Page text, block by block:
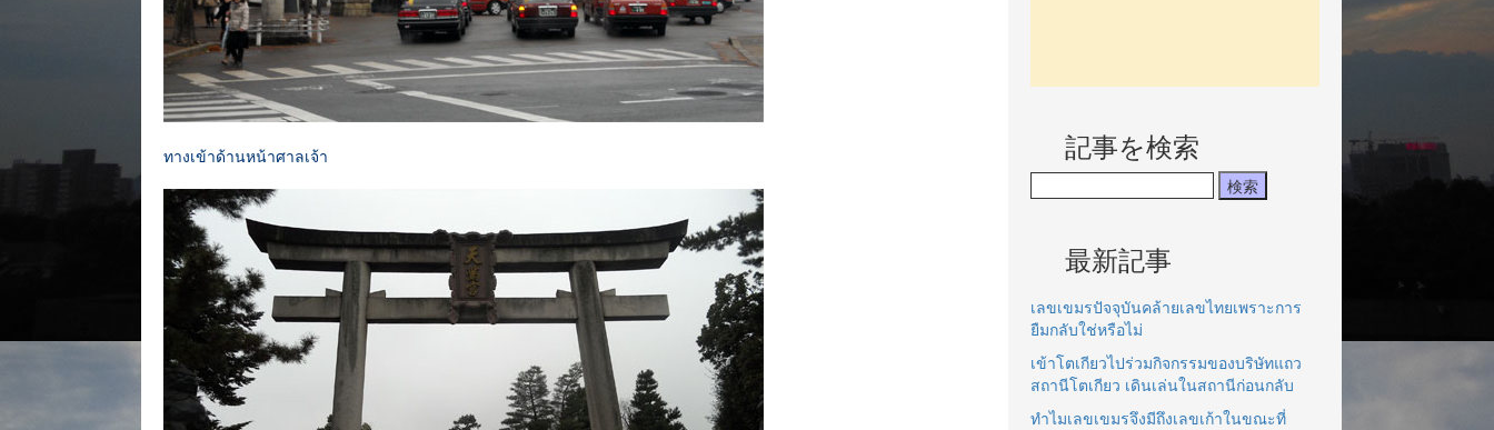
ทางเข้าด้านหน้าศาลเจ้า 記事を検索
最新記事
เลขเขมรปัจจุบันคล้ายเลขไทยเพราะการ
ยืมกลับใช่หรือไม่
เข้าโตเกียวไปร่วมกิจกรรมของบริษัทแถว
สถานีโตเกียว เดินเล่นในสถานีก่อนกลับ
ทำไมเลขเขมรจึงมีถึงเลขเก้าในขณะที่